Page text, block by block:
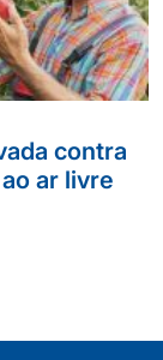
contra
ar livre